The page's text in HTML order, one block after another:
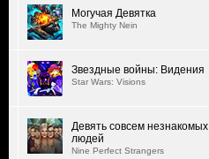
Могучая Девятка
The Mighty Nein
Звездные войны: Видения
Star Wars: Visions
Девять совсем незнакомых
людей
Nine Perfect Strangers